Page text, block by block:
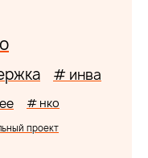
# инва
# нко
проект